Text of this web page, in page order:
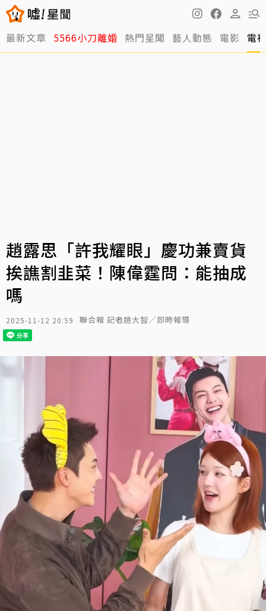
最新文章 5566小刀離婚 熱門星聞 藝人動態 電影 電
趙露思「許我耀眼」慶功兼賣貨
挨譙割韭菜！陳偉霆問：能抽成
嗎
2025-11-12 20:59 聯合報 記者趙大智／即時報導